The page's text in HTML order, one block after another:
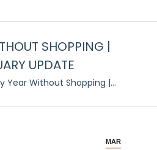
SHOPPING |
UPDATE
Year Without Shopping |…
MAR